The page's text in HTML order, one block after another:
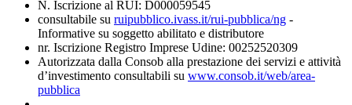
N. Iscrizione al RUI: D000059545
consultabile su ruipubblico.ivass.it/rui-pubblica/ng -
Informative su soggetto abilitato e distributore
nr. Iscrizione Registro Imprese Udine: 00252520309
Autorizzata dalla Consob alla prestazione dei servizi e attività
d’investimento consultabili su www.consob.it/web/area-
pubblica